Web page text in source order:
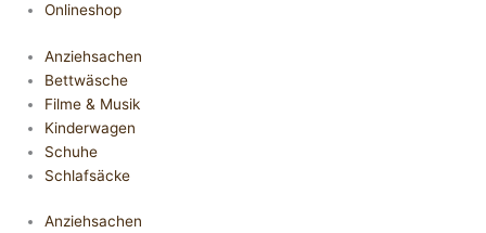
Onlineshop
Anziehsachen
Bettwäsche
Filme & Musik
Kinderwagen
Schuhe
Schlafsäcke
Anziehsachen